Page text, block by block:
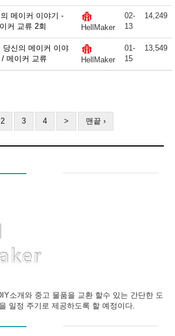
메이커 이야기 -
커 교류 2회
HellMaker
02-
13
14,249
당신의 메이커 이야
메이커 교류
HellMaker
01-
15
13,549
2 3 4 > 맨끝 ›
소개와 중고 물품을 교환 할수 있는 간단한 도
일정 주기로 제공하도록 할 예정이다.